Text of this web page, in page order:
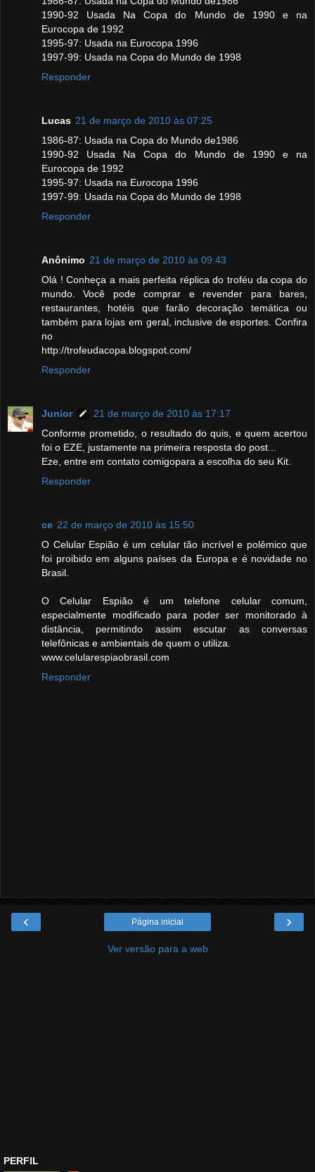
1990-92 Usada Na Copa do Mundo de 1990 e na
Eurocopa de 1992
1995-97: Usada na Eurocopa 1996
1997-99: Usada na Copa do Mundo de 1998
Responder
Lucas 21 de março de 2010 às 07:25
1986-87: Usada na Copa do Mundo de1986
1990-92 Usada Na Copa do Mundo de 1990 e na
Eurocopa de 1992
1995-97: Usada na Eurocopa 1996
1997-99: Usada na Copa do Mundo de 1998
Responder
Anônimo 21 de março de 2010 às 09:43
Olá ! Conheça a mais perfeita réplica do troféu da copa do
mundo. Você pode comprar e revender para bares,
restaurantes, hotéis que farão decoração temática ou
também para lojas em geral, inclusive de esportes. Confira
no
http://trofeudacopa.blogspot.com/
Responder
Junior
21 de março de 2010 às 17:17
Conforme prometido, o resultado do quis, e quem acertou
foi o EZE, justamente na primeira resposta do post...
Eze, entre em contato comigopara a escolha do seu Kit.
Responder
ce 22 de março de 2010 às 15:50
O Celular Espião é um celular tão incrível e polêmico que
foi proibido em alguns países da Europa e é novidade no
Brasil.
O Celular Espião é um telefone celular comum,
especialmente modificado para poder ser monitorado à
distância, permitindo assim escutar as conversas
telefônicas e ambientais de quem o utiliza.
www.celularespiaobrasil.com
Responder
‹ ›
Página inicial
Ver versão para a web
PERFIL